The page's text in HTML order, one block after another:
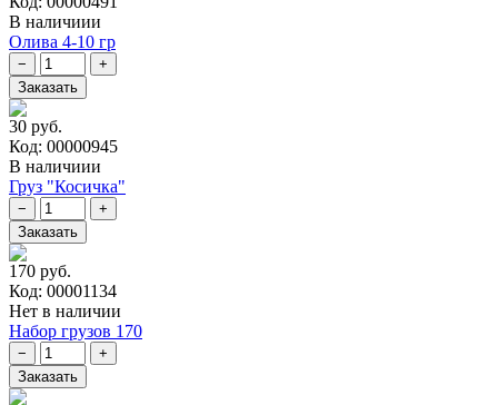
В наличиии
Олива 4-10 гр
30 руб.
Код: 00000945
В наличиии
Груз "Косичка"
170 руб.
Код: 00001134
Нет в наличии
Набор грузов 170